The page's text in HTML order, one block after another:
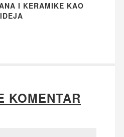
I KERAMIKE KAO
KOMENTAR